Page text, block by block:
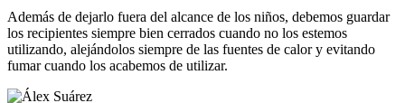
Además de dejarlo fuera del alcance de los niños, debemos guardar
los recipientes siempre bien cerrados cuando no los estemos
utilizando, alejándolos siempre de las fuentes de calor y evitando
fumar cuando los acabemos de utilizar.